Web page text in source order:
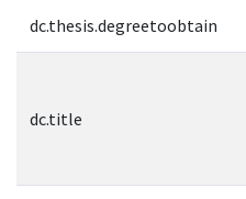
dc.thesis.degreetoobtain
dc.title